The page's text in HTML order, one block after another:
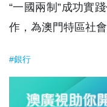
“一國兩制”成功實
作，為澳門特區社
#銀行